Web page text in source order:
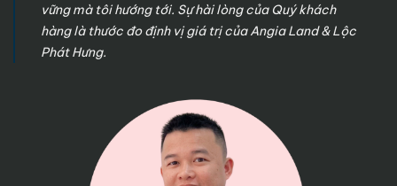
vững mà tôi hướng tới. Sự hài lòng của Quý khách
hàng là thước đo định vị giá trị của Angia Land & Lộc
Phát Hưng.